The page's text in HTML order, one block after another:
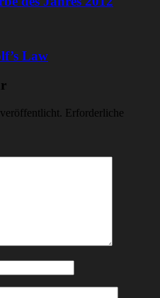
Law
Erforderliche